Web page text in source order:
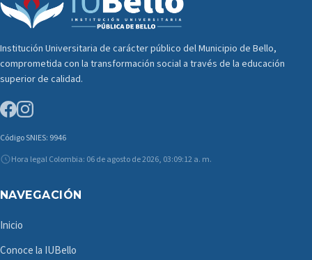
Institución Universitaria de carácter público del Municipio de Bello,
comprometida con la transformación social a través de la educación
superior de calidad.
Código SNIES: 9946
Hora legal Colombia: 06 de agosto de 2026, 03:09:12 a. m.
NAVEGACIÓN
Inicio
Conoce la IUBello